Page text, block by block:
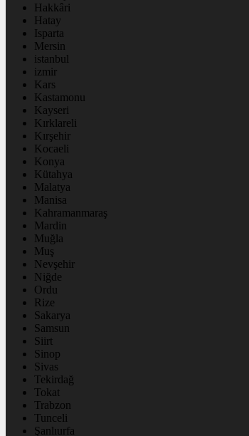
Hakkâri
Hatay
Isparta
Mersin
istanbul
izmir
Kars
Kastamonu
Kayseri
Kırklareli
Kırşehir
Kocaeli
Konya
Kütahya
Malatya
Manisa
Kahramanmaraş
Mardin
Muğla
Muş
Nevşehir
Niğde
Ordu
Rize
Sakarya
Samsun
Siirt
Sinop
Sivas
Tekirdağ
Tokat
Trabzon
Tunceli
Şanlıurfa